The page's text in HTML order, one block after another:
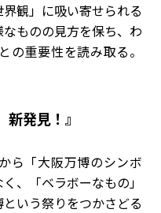
観」に吸い寄せられる
ものの見方を保ち、わ
の重要性を読み取る。
新発見！』
ら「大阪万博のシンボ
、「ベラボーなもの」
いう祭りをつかさどる